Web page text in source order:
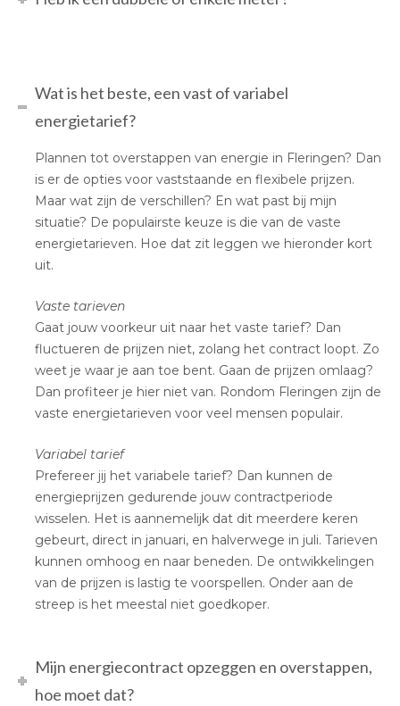
Wat is het beste, een vast of variabel
energietarief?
Plannen tot overstappen van energie in Fleringen? Dan
is er de opties voor vaststaande en flexibele prijzen.
Maar wat zijn de verschillen? En wat past bij mijn
situatie? De populairste keuze is die van de vaste
energietarieven. Hoe dat zit leggen we hieronder kort
uit.
Vaste tarieven
Gaat jouw voorkeur uit naar het vaste tarief? Dan
fluctueren de prijzen niet, zolang het contract loopt. Zo
weet je waar je aan toe bent. Gaan de prijzen omlaag?
Dan profiteer je hier niet van. Rondom Fleringen zijn de
vaste energietarieven voor veel mensen populair.
Variabel tarief
Prefereer jij het variabele tarief? Dan kunnen de
energieprijzen gedurende jouw contractperiode
wisselen. Het is aannemelijk dat dit meerdere keren
gebeurt, direct in januari, en halverwege in juli. Tarieven
kunnen omhoog en naar beneden. De ontwikkelingen
van de prijzen is lastig te voorspellen. Onder aan de
streep is het meestal niet goedkoper.
Mijn energiecontract opzeggen en overstappen,
hoe moet dat?